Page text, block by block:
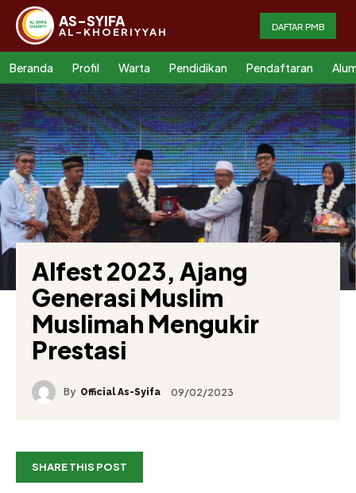
AS-SYIFA
AL-KHOERIYYAH DAFTAR PMB
Beranda Profil Warta Pendidikan Pendaftaran
Alfest 2023, Ajang
Generasi Muslim
Muslimah Mengukir
Prestasi
By Official As-Syifa 09/02/2023
SHARE THIS POST